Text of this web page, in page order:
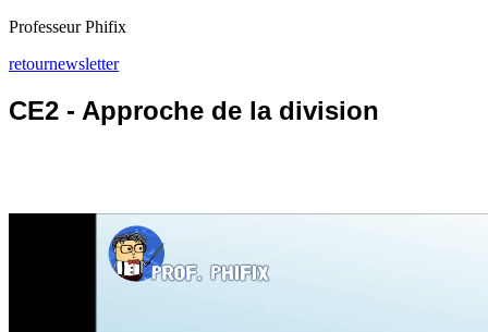
Professeur Phifix
retournewsletter
CE2 - Approche de la division